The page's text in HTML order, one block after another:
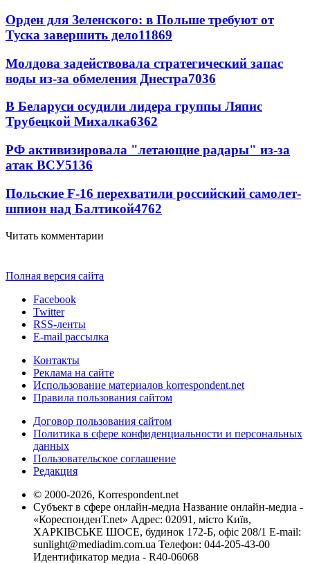
Орден для Зеленского: в Польше требуют от
Туска завершить дело11869
Молдова задействовала стратегический запас
воды из-за обмеления Днестра7036
В Беларуси осудили лидера группы Ляпис
Трубецкой Михалка6362
РФ активизировала "летающие радары" из-за
атак ВСУ5136
Польские F-16 перехватили российский самолет-
шпион над Балтикой4762
Читать комментарии
Полная версия сайта
Facebook
Twitter
RSS-ленты
E-mail рассылка
Контакты
Реклама на сайте
Использование материалов korrespondent.net
Правила пользования сайтом
Договор пользования сайтом
Политика в сфере конфиденциальности и персональных
данных
Пользовательское соглашение
Редакция
© 2000-2026, Korrespondent.net
Субъект в сфере онлайн-медиа Название онлайн-медиа -
«КореспонденТ.net» Адрес: 02091, місто Київ,
ХАРКІВСЬКЕ ШОСЕ, будинок 172-Б, офіс 208/1 E-mail:
sunlight@mediadim.com.ua Телефон: 044-205-43-00
Идентификатор медиа - R40-06068